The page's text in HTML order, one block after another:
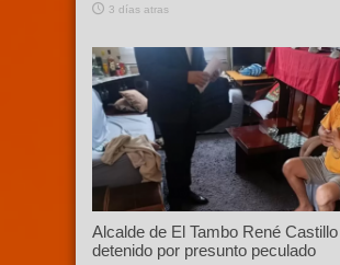
3 días atras
Alcalde de El Tambo René
detenido por presunto peculado